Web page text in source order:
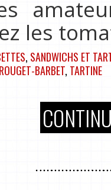
les
, SANDWICHS ET
ROUGET-BARBET, TARTINE